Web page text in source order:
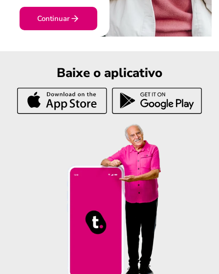
Continuar
Baixe o aplicativo